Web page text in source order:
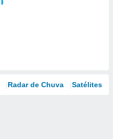
Radar de Chuva Satélites